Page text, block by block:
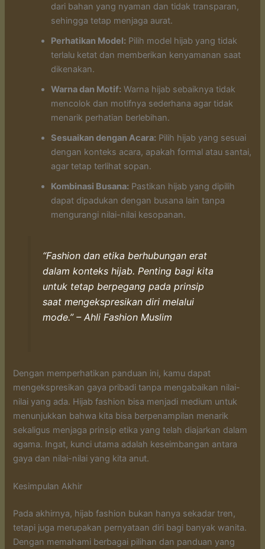
dari bahan yang nyaman dan tidak transparan,
sehingga tetap menjaga aurat.
Perhatikan Model: Pilih model hijab yang tidak
terlalu ketat dan memberikan kenyamanan saat
dikenakan.
Warna dan Motif: Warna hijab sebaiknya tidak
mencolok dan motifnya sederhana agar tidak
menarik perhatian berlebihan.
Sesuaikan dengan Acara: Pilih hijab yang sesuai
dengan konteks acara, apakah formal atau santai,
agar tetap terlihat sopan.
Kombinasi Busana: Pastikan hijab yang dipilih
dapat dipadukan dengan busana lain tanpa
mengurangi nilai-nilai kesopanan.
“Fashion dan etika berhubungan erat
dalam konteks hijab. Penting bagi kita
untuk tetap berpegang pada prinsip
saat mengekspresikan diri melalui
mode.” – Ahli Fashion Muslim
Dengan memperhatikan panduan ini, kamu dapat
mengekspresikan gaya pribadi tanpa mengabaikan nilai-
nilai yang ada. Hijab fashion bisa menjadi medium untuk
menunjukkan bahwa kita bisa berpenampilan menarik
sekaligus menjaga prinsip etika yang telah diajarkan dalam
agama. Ingat, kunci utama adalah keseimbangan antara
gaya dan nilai-nilai yang kita anut.
Kesimpulan Akhir
Pada akhirnya, hijab fashion bukan hanya sekadar tren,
tetapi juga merupakan pernyataan diri bagi banyak wanita.
Dengan memahami berbagai pilihan dan panduan yang